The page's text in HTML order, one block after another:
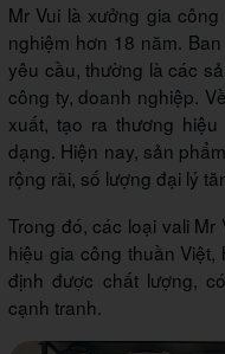
Mr Vui là xưởng gia
nghiệm hơn 18 năm.
yêu cầu, thường là các
công ty, doanh nghiệp.
xuất, tạo ra thương
dạng. Hiện nay, sản
rộng rãi, số lượng đại lý
Trong đó, các loại vali
hiệu gia công thuần
định được chất lượng,
cạnh tranh.